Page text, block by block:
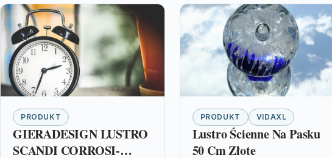
PRODUKT
GIERADESIGN LUSTRO
SCANDI CORROSI-
PRODUKT VIDAXL
Lustro Ścienne Na Pasku
50 Cm Złote